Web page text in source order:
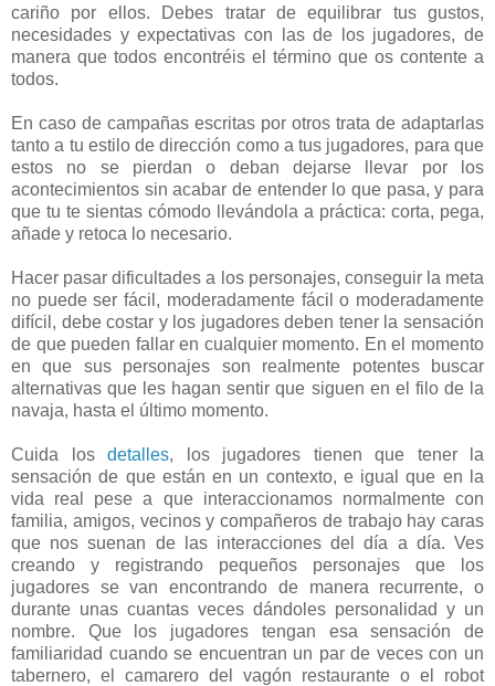
cariño por ellos. Debes tratar de equilibrar tus gustos,
necesidades y expectativas con las de los jugadores, de
manera que todos encontréis el término que os contente a
todos.
En caso de campañas escritas por otros trata de adaptarlas
tanto a tu estilo de dirección como a tus jugadores, para que
estos no se pierdan o deban dejarse llevar por los
acontecimientos sin acabar de entender lo que pasa, y para
que tu te sientas cómodo llevándola a práctica: corta, pega,
añade y retoca lo necesario.
Hacer pasar dificultades a los personajes, conseguir la meta
no puede ser fácil, moderadamente fácil o moderadamente
difícil, debe costar y los jugadores deben tener la sensación
de que pueden fallar en cualquier momento. En el momento
en que sus personajes son realmente potentes buscar
alternativas que les hagan sentir que siguen en el filo de la
navaja, hasta el último momento.
Cuida los detalles, los jugadores tienen que tener la
sensación de que están en un contexto, e igual que en la
vida real pese a que interaccionamos normalmente con
familia, amigos, vecinos y compañeros de trabajo hay caras
que nos suenan de las interacciones del día a día. Ves
creando y registrando pequeños personajes que los
jugadores se van encontrando de manera recurrente, o
durante unas cuantas veces dándoles personalidad y un
nombre. Que los jugadores tengan esa sensación de
familiaridad cuando se encuentran un par de veces con un
tabernero, el camarero del vagón restaurante o el robot